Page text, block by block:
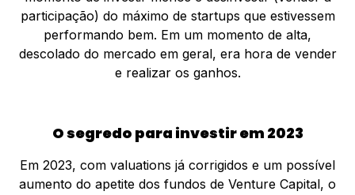
participação) do máximo de startups que estivessem
performando bem. Em um momento de alta,
descolado do mercado em geral, era hora de vender
e realizar os ganhos.
O segredo para investir em 2023
Em 2023, com valuations já corrigidos e um possível
aumento do apetite dos fundos de Venture Capital, o